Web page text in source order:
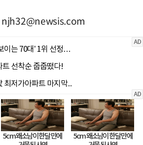
njh32@newsis.com